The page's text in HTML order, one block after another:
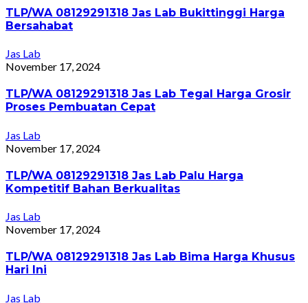
TLP/WA 08129291318 Jas Lab Bukittinggi Harga
Bersahabat
Jas Lab
November 17, 2024
TLP/WA 08129291318 Jas Lab Tegal Harga Grosir
Proses Pembuatan Cepat
Jas Lab
November 17, 2024
TLP/WA 08129291318 Jas Lab Palu Harga
Kompetitif Bahan Berkualitas
Jas Lab
November 17, 2024
TLP/WA 08129291318 Jas Lab Bima Harga Khusus
Hari Ini
Jas Lab